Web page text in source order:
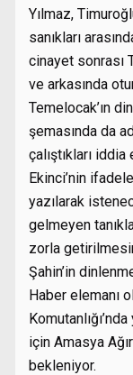
Yılmaz,
sanıkları
cinayet sonrası
ve arkasında
Temelocak’ın
şemasında da
çalıştıkları
Ekinci’nin
yazılarak
gelmeyen
zorla
Şahin’in
Haber elemanı
için Amasya
bekleniyor.